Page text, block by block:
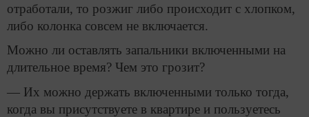
отработали, то розжиг либо происходит с хлопком,
либо колонка совсем не включается.
Можно ли оставлять запальники включенными на
длительное время? Чем это грозит?
— Их можно держать включенными только тогда,
когда вы присутствуете в квартире и пользуетесь